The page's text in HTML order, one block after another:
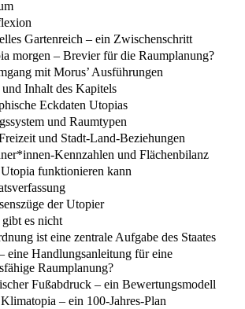
Gartenreich – ein Zwischenschritt
morgen – Brevier für die Raumplanung?
mit Morus’ Ausführungen
Inhalt des Kapitels
Eckdaten Utopias
und Raumtypen
und Stadt-Land-Beziehungen
Kennzahlen und Flächenbilanz
funktionieren kann
der Utopier
es nicht
ist eine zentrale Aufgabe des Staates
eine Handlungsanleitung für eine
Raumplanung?
Fußabdruck – ein Bewertungsmodell
– ein 100-Jahres-Plan